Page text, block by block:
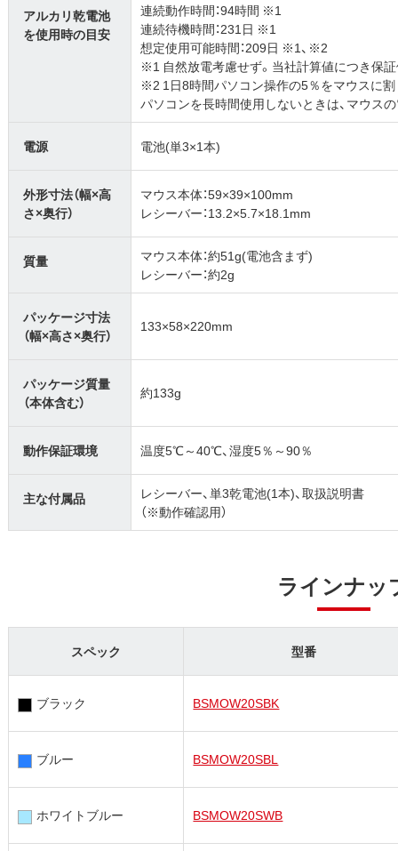
アルカリ乾電池
を使用時の目安
連続動作時間：94時間 ※1
連続待機時間：231日 ※1
想定使用可能時間：209日 ※1、※2
※1 自然放電考慮せず。当社計算値につき保
※2 1日8時間パソコン操作の5％をマウスに割
パソコンを長時間使用しないときは、マウス
電源 電池(単3×1本)
外形寸法（幅×高
さ×奥行）
マウス本体：59×39×100mm
レシーバー：13.2×5.7×18.1mm
質量
マウス本体：約51g(電池含まず)
レシーバー：約2g
パッケージ寸法
（幅×高さ×奥行）
133×58×220mm
パッケージ質量
（本体含む）
約133g
動作保証環境 温度5℃～40℃、湿度5％～90％
主な付属品
レシーバー、単3乾電池(1本)、取扱説明書
（※動作確認用）
ラインナッ
スペック 型番
ブラック BSMOW20SBK
ブルー BSMOW20SBL
ホワイトブルー BSMOW20SWB